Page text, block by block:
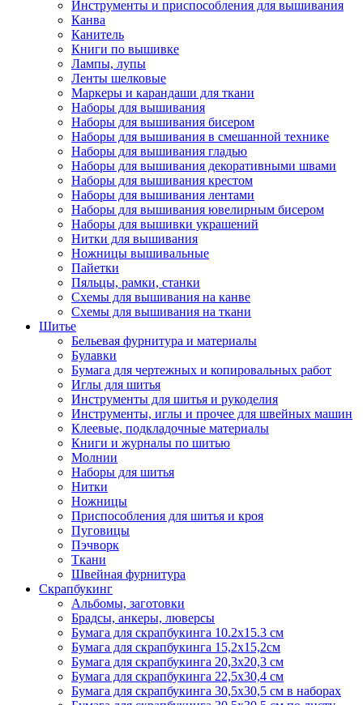
Инструменты и приспособления для вышивания
Канва
Канитель
Книги по вышивке
Лампы, лупы
Ленты шелковые
Маркеры и карандаши для ткани
Наборы для вышивания
Наборы для вышивания бисером
Наборы для вышивания в смешанной технике
Наборы для вышивания гладью
Наборы для вышивания декоративными швами
Наборы для вышивания крестом
Наборы для вышивания лентами
Наборы для вышивания ювелирным бисером
Наборы для вышивки украшений
Нитки для вышивания
Ножницы вышивальные
Пайетки
Пяльцы, рамки, станки
Схемы для вышивания на канве
Схемы для вышивания на ткани
Шитье
Бельевая фурнитура и материалы
Булавки
Бумага для чертежных и копировальных работ
Иглы для шитья
Инструменты для шитья и рукоделия
Инструменты, иглы и прочее для швейных машин
Клеевые, подкладочные материалы
Книги и журналы по шитью
Молнии
Наборы для шитья
Нитки
Ножницы
Приспособления для шитья и кроя
Пуговицы
Пэчворк
Ткани
Швейная фурнитура
Скрапбукинг
Альбомы, заготовки
Брадсы, анкеры, люверсы
Бумага для скрапбукинга 10.2х15.3 см
Бумага для скрапбукинга 15,2х15,2см
Бумага для скрапбукинга 20,3х20,3 см
Бумага для скрапбукинга 22,5х30,4 см
Бумага для скрапбукинга 30,5х30,5 см в наборах